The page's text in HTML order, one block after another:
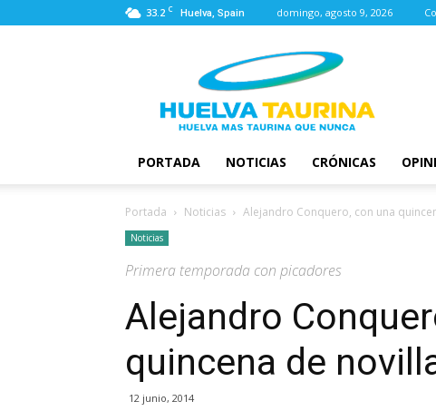
33.2 C Huelva, Spain domingo, agosto 9, 2026
Taurina
PORTADA NOTICIAS CRÓNICAS
Portada Noticias Alejandro Conquero, con una
Noticias
Primera temporada con picadores
Alejandro
quincena de
12 junio, 2014